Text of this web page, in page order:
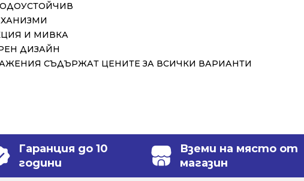
И МИВКА
ДИЗАЙН
СЪДЪРЖАТ ЦЕНИТЕ ЗА ВСИЧКИ ВАРИАНТИ
Гаранция до 10
години
Вземи на място от
магазин